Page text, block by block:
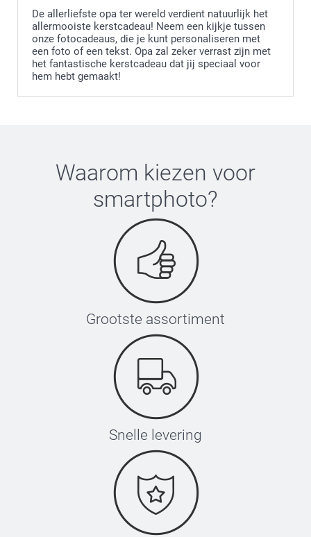
De allerliefste opa ter wereld verdient natuurlijk het
allermooiste kerstcadeau! Neem een kijkje tussen
onze fotocadeaus, die je kunt personaliseren met
een foto of een tekst. Opa zal zeker verrast zijn met
het fantastische kerstcadeau dat jij speciaal voor
hem hebt gemaakt!
Waarom kiezen voor
smartphoto?
Grootste assortiment
Snelle levering